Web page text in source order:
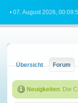
• 07. August 2026,
Übersicht Forum
Neuigkeiten: Die